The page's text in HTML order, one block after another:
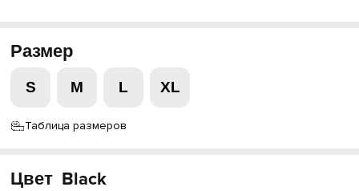
Размер
S M L XL
Таблица размеров
Цвет Black